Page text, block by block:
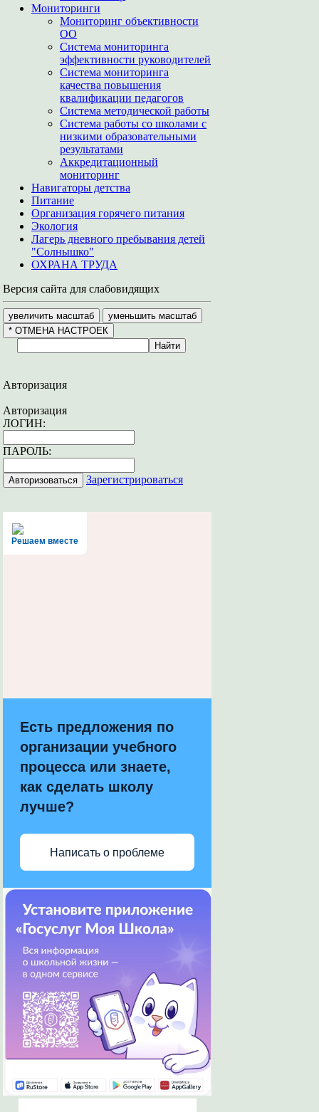
Мониторинги
Мониторинг объективности
ОО
Система мониторинга
эффективности руководителей
Система мониторинга
качества повышения
квалификации педагогов
Система методической работы
Система работы со школами с
низкими образовательными
результатами
Аккредитационный
мониторинг
Навигаторы детства
Питание
Организация горячего питания
Экология
Лагерь дневного пребывания детей
"Солнышко"
ОХРАНА ТРУДА
Версия сайта для слабовидящих
Авторизация
Авторизация
ЛОГИН:
ПАРОЛЬ:
Зарегистрироваться
Решаем вместе
Есть предложения по
организации учебного
процесса или знаете,
как сделать школу
лучше?
Написать о проблеме